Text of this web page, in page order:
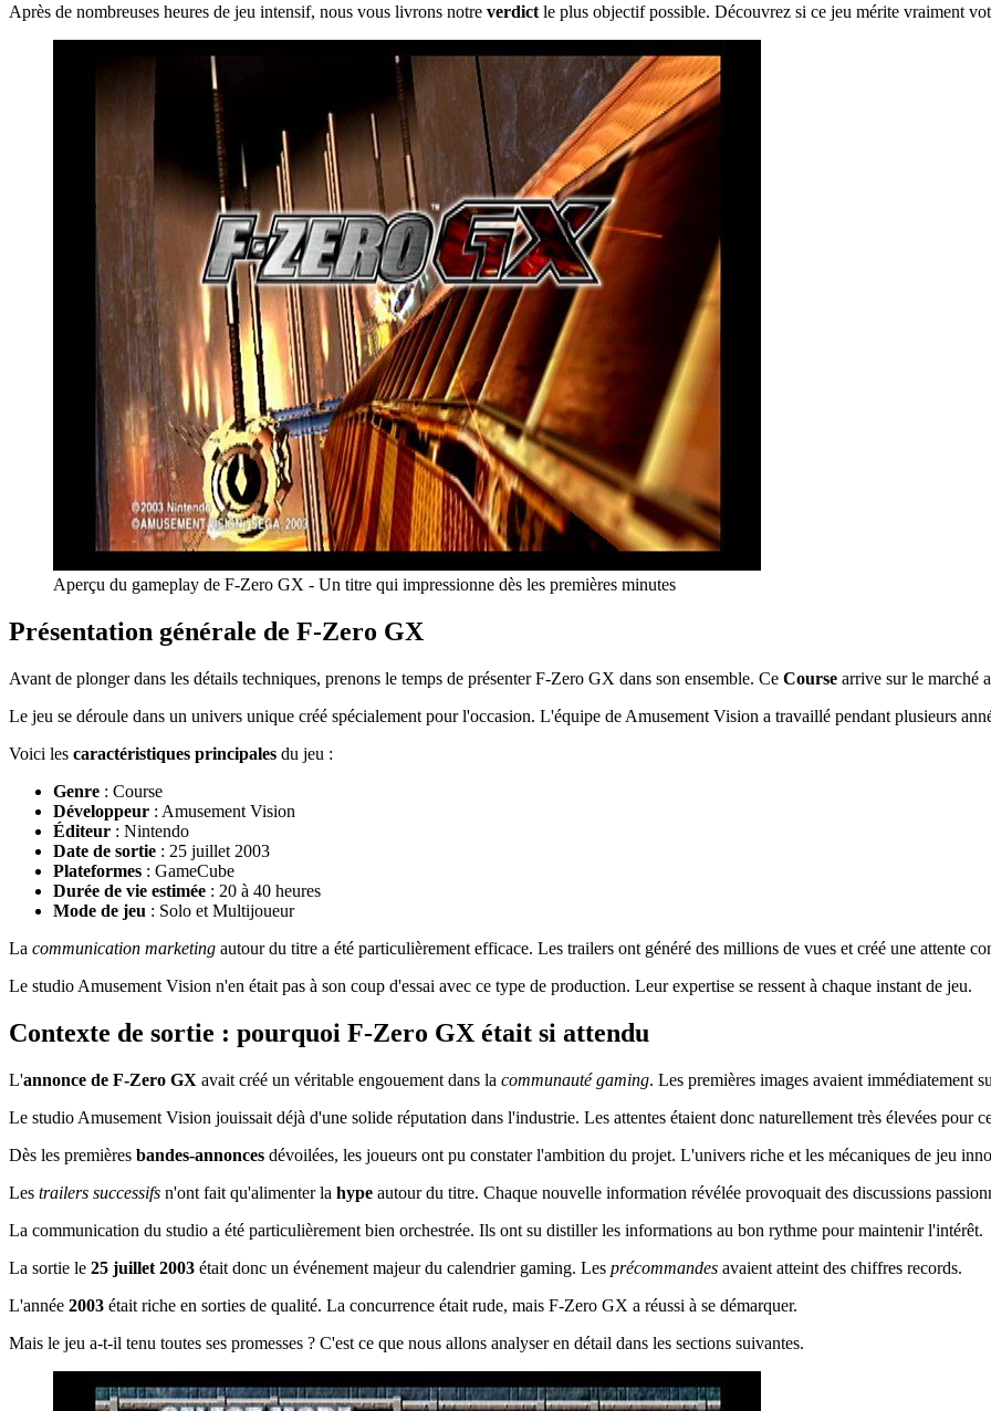
Après de nombreuses heures de jeu intensif, nous vous livrons notre verdict le plus objectif possible. Découvrez si ce jeu mérite vraiment
Aperçu du gameplay de F-Zero GX - Un titre qui impressionne dès les premières minutes
Présentation générale de F-Zero GX
Avant de plonger dans les détails techniques, prenons le temps de présenter F-Zero GX dans son ensemble. Ce Course arrive sur le marché
Le jeu se déroule dans un univers unique créé spécialement pour l'occasion. L'équipe de Amusement Vision a travaillé pendant plusieurs
Voici les caractéristiques principales du jeu :
Genre : Course
Développeur : Amusement Vision
Éditeur : Nintendo
Date de sortie : 25 juillet 2003
Plateformes : GameCube
Durée de vie estimée : 20 à 40 heures
Mode de jeu : Solo et Multijoueur
La communication marketing autour du titre a été particulièrement efficace. Les trailers ont généré des millions de vues et créé une attente
Le studio Amusement Vision n'en était pas à son coup d'essai avec ce type de production. Leur expertise se ressent à chaque instant de jeu.
Contexte de sortie : pourquoi F-Zero GX était si attendu
L'annonce de F-Zero GX avait créé un véritable engouement dans la communauté gaming. Les premières images avaient immédiatement
Le studio Amusement Vision jouissait déjà d'une solide réputation dans l'industrie. Les attentes étaient donc naturellement très élevées pour
Dès les premières bandes-annonces dévoilées, les joueurs ont pu constater l'ambition du projet. L'univers riche et les mécaniques de jeu
Les trailers successifs n'ont fait qu'alimenter la hype autour du titre. Chaque nouvelle information révélée provoquait des discussions
La communication du studio a été particulièrement bien orchestrée. Ils ont su distiller les informations au bon rythme pour maintenir l'intérêt.
La sortie le 25 juillet 2003 était donc un événement majeur du calendrier gaming. Les précommandes avaient atteint des chiffres records.
L'année 2003 était riche en sorties de qualité. La concurrence était rude, mais F-Zero GX a réussi à se démarquer.
Mais le jeu a-t-il tenu toutes ses promesses ? C'est ce que nous allons analyser en détail dans les sections suivantes.